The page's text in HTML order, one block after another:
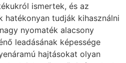
ismertek, és az
hatékonyan tudják kihasználni
nyomaték alacsony
leadásának képessége
hajtásokat olyan